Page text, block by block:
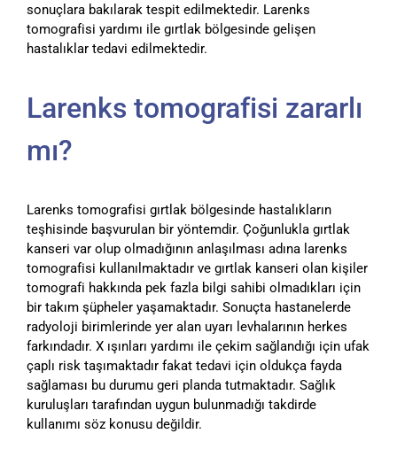
sonuçlara bakılarak tespit edilmektedir. Larenks
tomografisi yardımı ile gırtlak bölgesinde gelişen
hastalıklar tedavi edilmektedir.
Larenks tomografisi zararlı
mı?
Larenks tomografisi gırtlak bölgesinde hastalıkların
teşhisinde başvurulan bir yöntemdir. Çoğunlukla gırtlak
kanseri var olup olmadığının anlaşılması adına larenks
tomografisi kullanılmaktadır ve gırtlak kanseri olan kişiler
tomografi hakkında pek fazla bilgi sahibi olmadıkları için
bir takım şüpheler yaşamaktadır. Sonuçta hastanelerde
radyoloji birimlerinde yer alan uyarı levhalarının herkes
farkındadır. X ışınları yardımı ile çekim sağlandığı için ufak
çaplı risk taşımaktadır fakat tedavi için oldukça fayda
sağlaması bu durumu geri planda tutmaktadır. Sağlık
kuruluşları tarafından uygun bulunmadığı takdirde
kullanımı söz konusu değildir.